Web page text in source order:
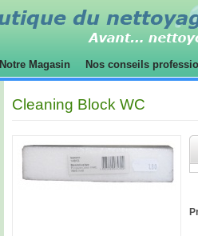
Notre Magasin Nos conseils
Cleaning Block WC